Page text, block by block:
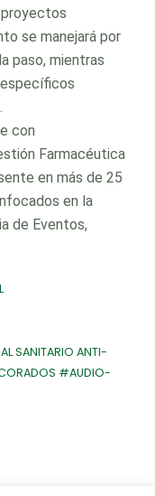
se manejará por
paso, mientras
con
Farmacéutica
en más de 25
en la
de Eventos,
SANITARIO ANTI-
#AUDIO-